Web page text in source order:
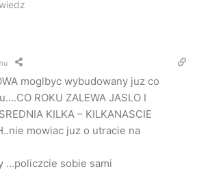
(foto) – 26-06-2009 23:27
moglbyc wybudowany juz co
ROKU ZALEWA JASLO I
KILKA – KILKANASCIE
mowiac juz o utracie na
…policzcie sobie sami